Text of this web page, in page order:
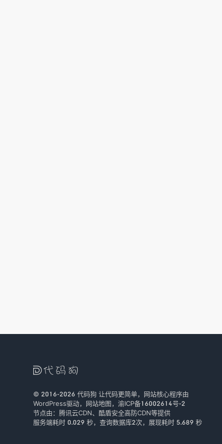

© 2016-2026 代码狗 让代码更简单，网站核心程序由
WordPress驱动， 网站地图， 渝ICP备16002614号-2
节点由： 腾讯云CDN、 酷盾安全高防CDN等提供
服务端耗时 0.029 秒，查询数据库2次， 展现耗时 5.689 秒